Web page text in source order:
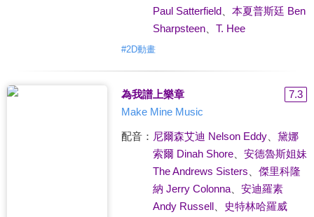
Paul Satterfield、 本夏普斯廷 Ben
Sharpsteen、 T. Hee
#2D動畫
為我譜上樂章
7.3
Make Mine Music
配音： 尼爾森艾迪 Nelson Eddy、 黛娜
索爾 Dinah Shore、 安德魯斯姐妹
The Andrews Sisters
傑里科隆
納 Jerry Colonna、 安迪羅素
Andy Russell、
史特林哈羅威